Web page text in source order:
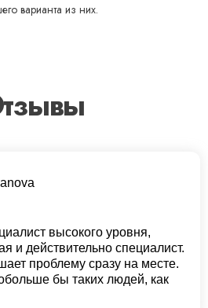
варианта из них.
высокого уровня,
и действительно специалист.
проблему сразу на месте.
бы таких людей, как